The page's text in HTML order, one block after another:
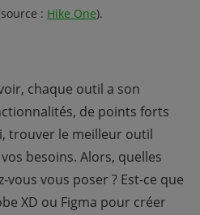
: Hike One).
chaque outil a son
de points forts
trouver le meilleur outil
besoins. Alors, quelles
vous poser ? Est-ce que
XD ou Figma pour créer